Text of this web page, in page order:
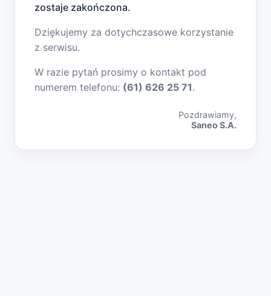
zostaje zakończona.
Dziękujemy za dotychczasowe korzystanie
z serwisu.
W razie pytań prosimy o kontakt pod
numerem telefonu: (61) 626 25 71.
Pozdrawiamy,
Saneo S.A.